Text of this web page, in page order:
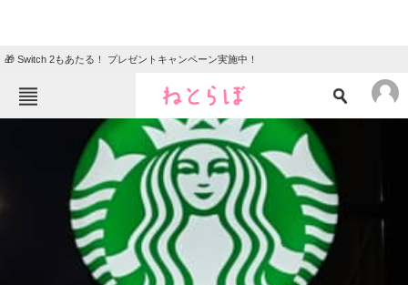
🎁 Switch 2もあたる！ プレゼントキャンペーン実施中！
ねとらぼメニュー
ニュース
クイズ
地域
教育・育児